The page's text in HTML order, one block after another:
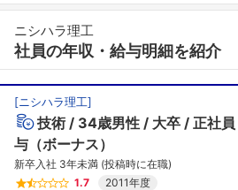
ニシハラ理工
社員の年収・給与明細を紹介
[ニシハラ理工]
技術 34歳男性 大卒 正社員
与（ボーナス）
新卒入社 3年未満 (投稿時に在職)
1.7
2011年度